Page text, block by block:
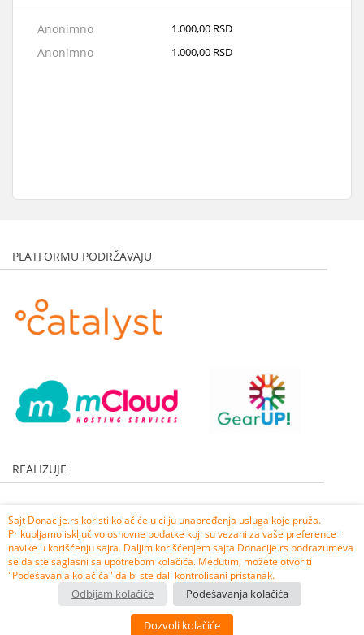
Anonimno 1.000,00 RSD
Anonimno 1.000,00 RSD
PLATFORMU PODRŽAVAJU
REALIZUJE
Sajt Donacije.rs koristi kolačiće u cilju unapređenja usluga koje pruža.
Prikupljamo isključivo osnovne podatke koji su vezani za vaše preference i
navike u korišćenju sajta. Daljim korišćenjem sajta Donacije.rs podrazumeva
se da ste saglasni sa upotrebom kolačića. Međutim, možete otvoriti
"Podešavanja kolačića" da bi ste dali kontrolisani pristanak.
Odbijam kolačiće Podešavanja kolačića
Dozvoli kolačiće